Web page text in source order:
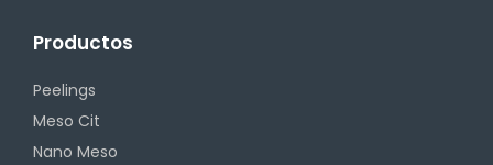
Productos
Peelings
Meso Cit
Nano Meso